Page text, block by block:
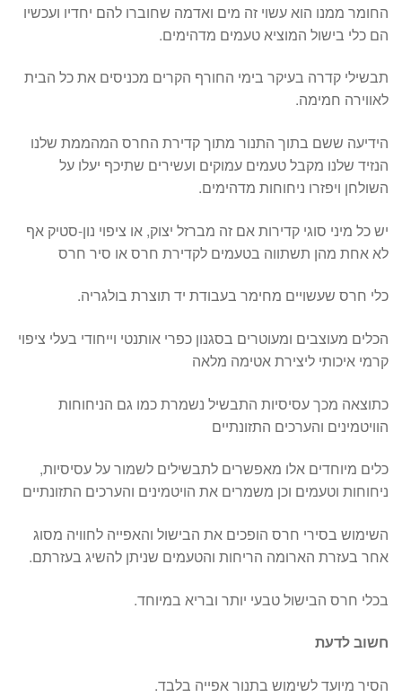
החומר ממנו הוא עשוי זה מים ואדמה שחוברו להם יחדיו ועכשיו
הם כלי בישול המוציא טעמים מדהימים.
תבשילי קדרה בעיקר בימי החורף הקרים מכניסים את כל הבית
לאווירה חמימה.
הידיעה ששם בתוך התנור מתוך קדירת החרס המהממת שלנו
הנזיד שלנו מקבל טעמים עמוקים ועשירים שתיכף יעלו על
השולחן ויפזרו ניחוחות מדהימים.
יש כל מיני סוגי קדירות אם זה מברזל יצוק, או ציפוי נון-סטיק אף
לא אחת מהן תשתווה בטעמים לקדירת חרס או סיר חרס
כלי חרס שעשויים מחימר בעבודת יד תוצרת בולגריה.
הכלים מעוצבים ומעוטרים בסגנון כפרי אותנטי וייחודי בעלי ציפוי
קרמי איכותי ליצירת אטימה מלאה
כתוצאה מכך עסיסיות התבשיל נשמרת כמו גם הניחוחות
הוויטמינים והערכים התזונתיים
כלים מיוחדים אלו מאפשרים לתבשילים לשמור על עסיסיות,
ניחוחות וטעמים וכן משמרים את הויטמינים והערכים התזונתיים
השימוש בסירי חרס הופכים את הבישול והאפייה לחוויה מסוג
אחר בעזרת הארומה הריחות והטעמים שניתן להשיג בעזרתם.
בכלי חרס הבישול טבעי יותר ובריא במיוחד.
חשוב לדעת
הסיר מיועד לשימוש בתנור אפייה בלבד.